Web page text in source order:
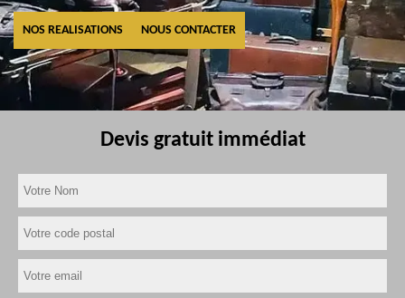
NOS REALISATIONS NOUS CONTACTER
Devis gratuit immédiat